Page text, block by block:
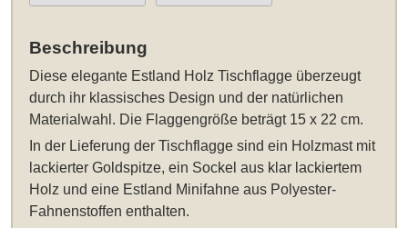
Beschreibung
Diese elegante Estland Holz Tischflagge überzeugt
durch ihr klassisches Design und der natürlichen
Materialwahl. Die Flaggengröße beträgt 15 x 22 cm.
In der Lieferung der Tischflagge sind ein Holzmast mit
lackierter Goldspitze, ein Sockel aus klar lackiertem
Holz und eine Estland Minifahne aus Polyester-
Fahnenstoffen enthalten.